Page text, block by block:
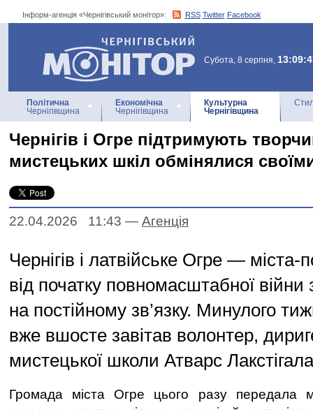
Інформ-агенція «Чернігівський монітор»: RSS Twitter Facebook
Інформ-агенція
«Чернігівський монітор»
Субота, 8 серпня,
Політична
Чернігівщина
Економічна
Чернігівщина
Культурна
Чернігівщина
Чернігів і Огре підтримують
мистецьких шкіл обмінялися
22.04.2026 11:43 — Агенцiя
Чернігів і латвійське Огре — міста-
від початку повномасштабної
на постійному зв’язку. Минулого
вже вшосте завітав волонтер,
мистецької школи Атварс
Громада міста Огре цього разу передала